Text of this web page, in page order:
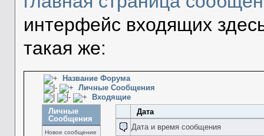
интерфейс входящих
такая же:
Название Форума
Личные Сообщения
Входящие
Личные
Сообщения
Новое сообщение
Дата
Дата и время сообщения